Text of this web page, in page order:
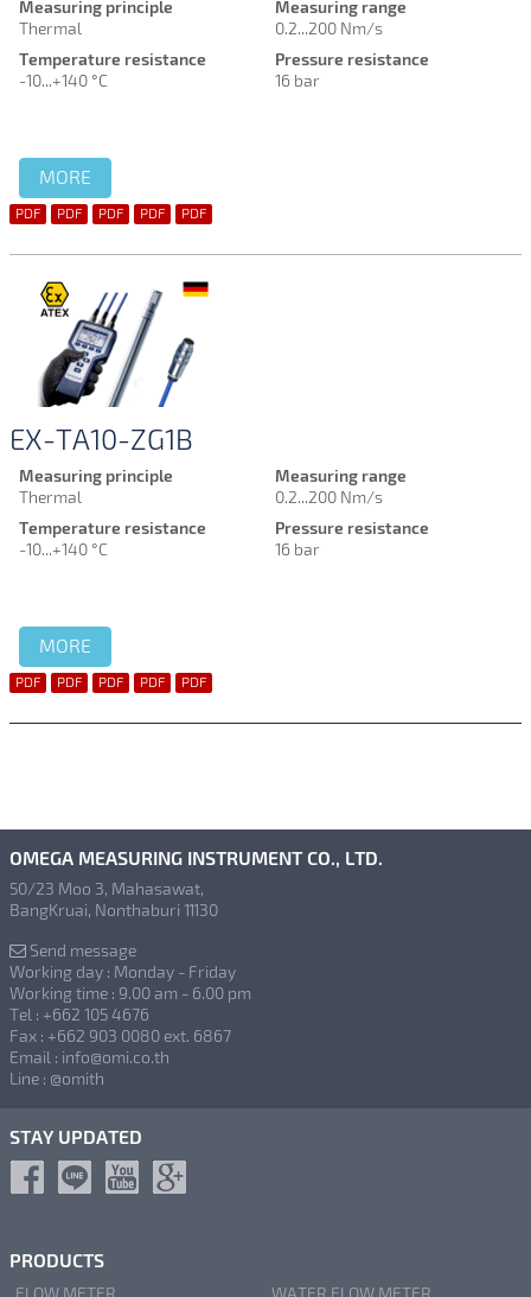
Measuring principle
Thermal
Measuring range
0.2...200 Nm/s
Temperature resistance
-10...+140 °C
Pressure resistance
16 bar
MORE
PDF PDF PDF PDF PDF
EX-TA10-ZG1B
Measuring principle
Thermal
Measuring range
0.2...200 Nm/s
Temperature resistance
-10...+140 °C
Pressure resistance
16 bar
MORE
PDF PDF PDF PDF PDF
OMEGA MEASURING INSTRUMENT CO., LTD.
50/23 Moo 3, Mahasawat,
BangKruai, Nonthaburi 11130
Send message
Working day : Monday - Friday
Working time : 9.00 am - 6.00 pm
Tel : +662 105 4676
Fax : +662 903 0080 ext. 6867
Email : info@omi.co.th
Line : @omith
STAY UPDATED
PRODUCTS